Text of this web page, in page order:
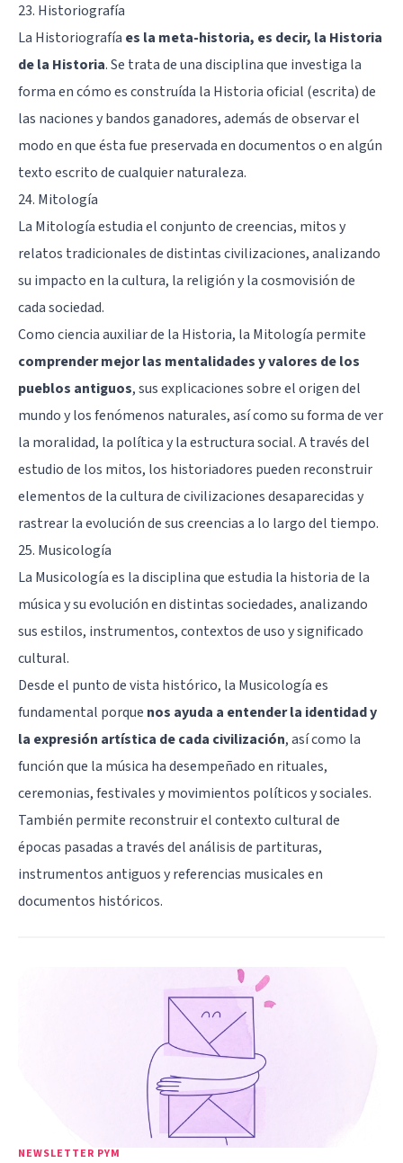
23. Historiografía
La Historiografía es la meta-historia, es decir, la Historia
de la Historia. Se trata de una disciplina que investiga la
forma en cómo es construída la Historia oficial (escrita) de
las naciones y bandos ganadores, además de observar el
modo en que ésta fue preservada en documentos o en algún
texto escrito de cualquier naturaleza.
24. Mitología
La Mitología estudia el conjunto de creencias, mitos y
relatos tradicionales de distintas civilizaciones, analizando
su impacto en la cultura, la religión y la cosmovisión de
cada sociedad.
Como ciencia auxiliar de la Historia, la Mitología permite
comprender mejor las mentalidades y valores de los
pueblos antiguos, sus explicaciones sobre el origen del
mundo y los fenómenos naturales, así como su forma de ver
la moralidad, la política y la estructura social. A través del
estudio de los mitos, los historiadores pueden reconstruir
elementos de la cultura de civilizaciones desaparecidas y
rastrear la evolución de sus creencias a lo largo del tiempo.
25. Musicología
La Musicología es la disciplina que estudia la historia de la
música y su evolución en distintas sociedades, analizando
sus estilos, instrumentos, contextos de uso y significado
cultural.
Desde el punto de vista histórico, la Musicología es
fundamental porque nos ayuda a entender la identidad y
la expresión artística de cada civilización, así como la
función que la música ha desempeñado en rituales,
ceremonias, festivales y movimientos políticos y sociales.
También permite reconstruir el contexto cultural de
épocas pasadas a través del análisis de partituras,
instrumentos antiguos y referencias musicales en
documentos históricos.
NEWSLETTER PYM